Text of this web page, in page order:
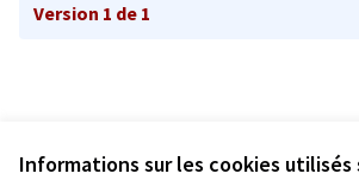
Informations sur les cookies utilisés
Version 1 de 1